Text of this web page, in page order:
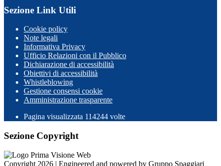
Sezione Link Utili
Cookie policy
Note legali
Informativa Privacy
Ufficio Relazioni con il Pubblico
Dichiarazione di accessibilità
Obiettivi di accessibilità
Whistleblowing
Gestione consensi cookie
Amministrazione trasparente
Pagina visualizzata 114244 volte
Sezione Copyright
Copyright 2026 | Engineered and powered by Gruppo Spaggiari